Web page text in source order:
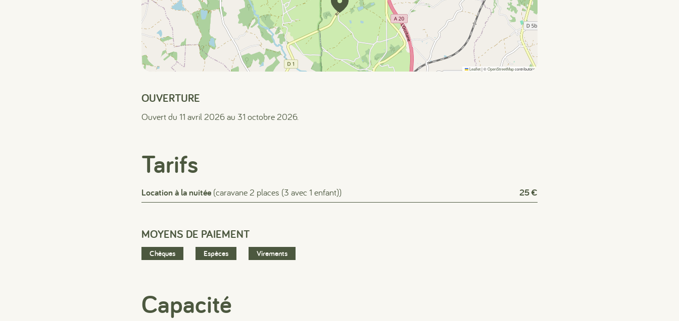
Leaflet|©OpenStreetMapcontributors
OUVERTURE
Ouvert du 11 avril 2026 au 31 octobre 2026.
Tarifs
Location à la nuitée (caravane 2 places (3 avec 1 enfant)) 25 €
MOYENS DE PAIEMENT
Chèques Espèces Virements
Capacité